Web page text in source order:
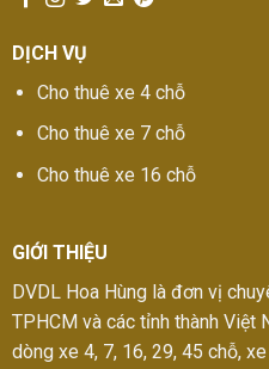
DỊCH VỤ
Cho thuê xe 4 chỗ
Cho thuê xe 7 chỗ
Cho thuê xe 16 chỗ
GIỚI THIỆU
DVDL Hoa Hùng là đơn vị
TPHCM và các tỉnh thành Việt
dòng xe 4, 7, 16, 29, 45 chỗ,